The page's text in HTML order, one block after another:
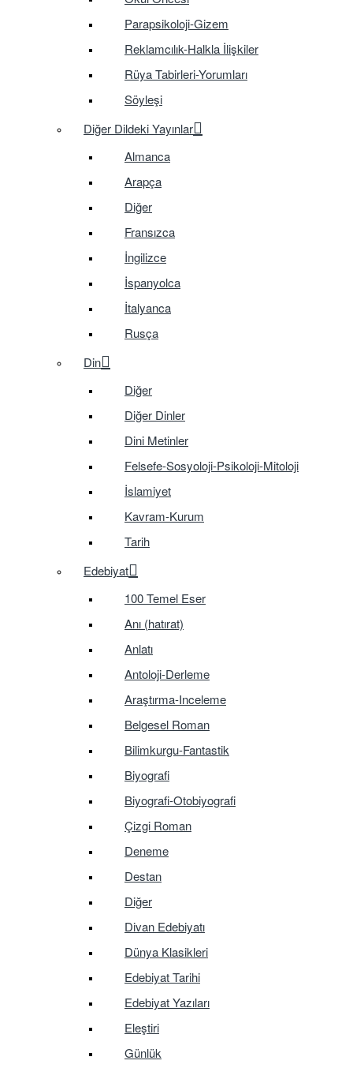
Parapsikoloji-Gizem
Reklamcılık-Halkla İlişkiler
Rüya Tabirleri-Yorumları
Söyleşi
Diğer Dildeki Yayınlar
Almanca
Arapça
Diğer
Fransızca
İngilizce
İspanyolca
İtalyanca
Rusça
Din
Diğer
Diğer Dinler
Dini Metinler
Felsefe-Sosyoloji-Psikoloji-Mitoloji
İslamiyet
Kavram-Kurum
Tarih
Edebiyat
100 Temel Eser
Anı (hatırat)
Anlatı
Antoloji-Derleme
Araştırma-Inceleme
Belgesel Roman
Bilimkurgu-Fantastik
Biyografi
Biyografi-Otobiyografi
Çizgi Roman
Deneme
Destan
Diğer
Divan Edebiyatı
Dünya Klasikleri
Edebiyat Tarihi
Edebiyat Yazıları
Eleştiri
Günlük